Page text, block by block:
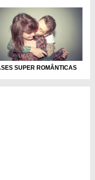
SUPER ROMÂNTICAS